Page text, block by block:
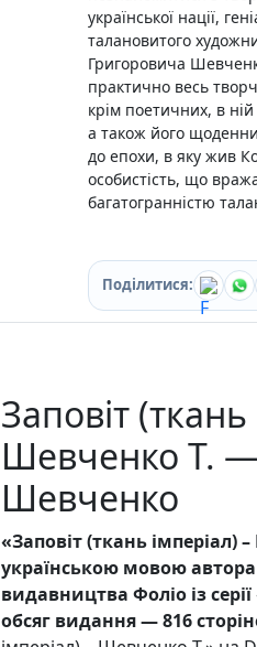
Книги
Книги
Ігри для
Різдвяні
Книги для
Каталог
Жанри
Тематичні
Love story
Історії
Книжкові
Прокачай
Розпродаж
Вживані книги
Сучасна
Канцтовари
Закладки
Зошити
української нації,
талановитого
Григоровича
практично весь
крім поетичних, в
а також його
до епохи, в яку жив
особистість, що
багатогранністю
Поділитися:
Заповіт
Шевченко Т.
Шевченко
«Заповіт (ткань
українською мовою
видавництва Фоліо із
обсяг видання — 816